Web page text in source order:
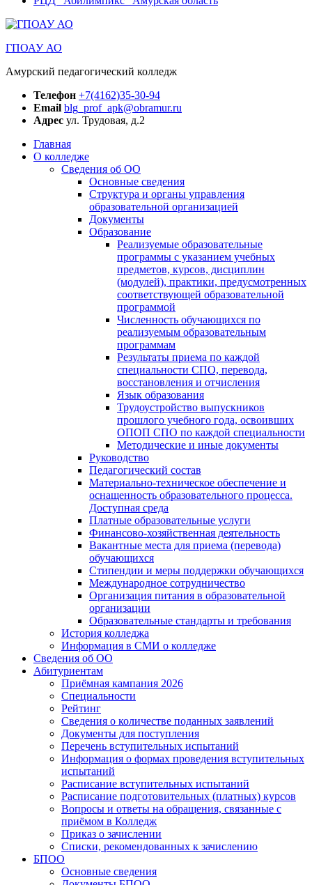
ГПОАУ АО
Амурский педагогический колледж
Телефон +7(4162)35-30-94
Email blg_prof_apk@obramur.ru
Адрес ул. Трудовая, д.2
Главная
О колледже
Сведения об ОО
Основные сведения
Структура и органы управления
образовательной организацией
Документы
Образование
Реализуемые образовательные
программы с указанием учебных
предметов, курсов, дисциплин
(модулей), практики, предусмотренных
соответствующей образовательной
программой
Численность обучающихся по
реализуемым образовательным
программам
Результаты приема по каждой
специальности СПО, перевода,
восстановления и отчисления
Язык образования
Трудоустройство выпускников
прошлого учебного года, освоивших
ОПОП СПО по каждой специальности
Методические и иные документы
Руководство
Педагогический состав
Материально-техническое обеспечение и
оснащенность образовательного процесса.
Доступная среда
Платные образовательные услуги
Финансово-хозяйственная деятельность
Вакантные места для приема (перевода)
обучающихся
Стипендии и меры поддержки обучающихся
Международное сотрудничество
Организация питания в образовательной
организации
Образовательные стандарты и требования
История колледжа
Информация в СМИ о колледже
Сведения об ОО
Абитуриентам
Приёмная кампания 2026
Специальности
Рейтинг
Сведения о количестве поданных заявлений
Документы для поступления
Перечень вступительных испытаний
Информация о формах проведения вступительных
испытаний
Расписание вступительных испытаний
Расписание подготовительных (платных) курсов
Вопросы и ответы на обращения, связанные с
приёмом в Колледж
Приказ о зачислении
Списки, рекомендованных к зачислению
БПОО
Основные сведения